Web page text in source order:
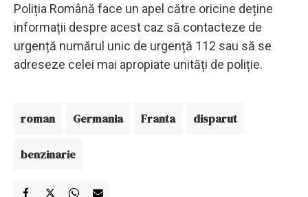
Poliția Română face un apel către oricine deține
informații despre acest caz să contacteze de
urgență numărul unic de urgență 112 sau să se
adreseze celei mai apropiate unități de poliție.
roman Germania Franta disparut
benzinarie